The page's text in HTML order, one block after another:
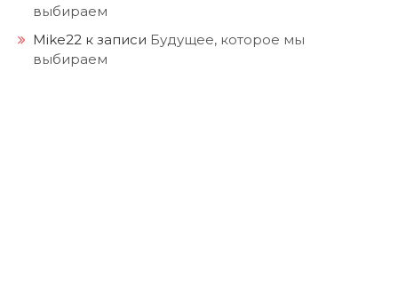
выбираем
Mike22 к записи Будущее, которое мы
выбираем